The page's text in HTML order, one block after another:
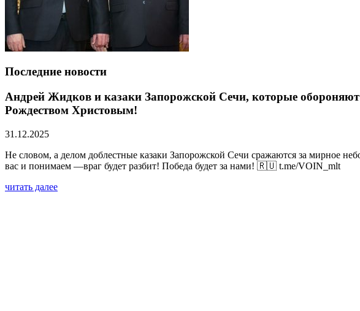
Последние новости
Андрей Жидков и казаки Запорожской Сечи, которые
Рождеством Христовым!
31.12.2025
Не словом, а делом доблестные казаки Запорожской Сечи сражаются за мирное
вас и понимаем —враг будет разбит! Победа будет за нами! 🇷🇺 t.me/VOIN_mlt
читать далее